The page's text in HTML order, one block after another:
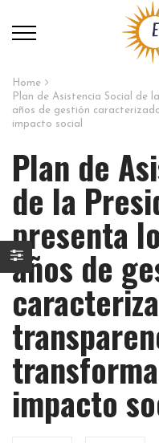
Home
Plan de Asistencia Social de
años de gestión
impacto social
Plan de
de la
presenta
años de
impacto